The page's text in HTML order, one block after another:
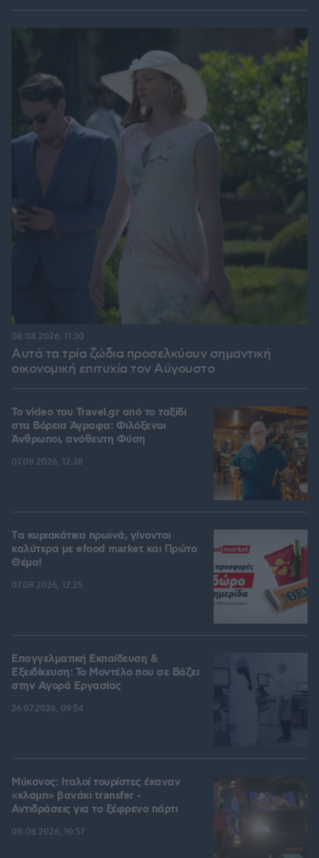
Αυτά τα τρία ζώδια προσελκύουν σημαντική
οικονομική επιτυχία τον Αύγουστο
08.08.2026, 11:30
To video του Travel.gr από το ταξίδι
στα Βόρεια Άγραφα: Φιλόξενοι
Άνθρωποι, ανόθευτη Φύση
07.08.2026, 12:38
Tα κυριακάτικα πρωινά, γίνονται
καλύτερα με efood market και Πρώτο
Θέμα!
07.08.2026, 12:25
Επαγγελματική Εκπαίδευση &
Εξειδίκευση: Το Mοντέλο που σε Bάζει
στην Aγορά Eργασίας
26.07.2026, 09:54
Μύκονος: Ιταλοί τουρίστες έκαναν
«κλαμπ» βανάκι transfer -
Αντιδράσεις για το ξέφρενο πάρτι
08.08.2026, 10:57